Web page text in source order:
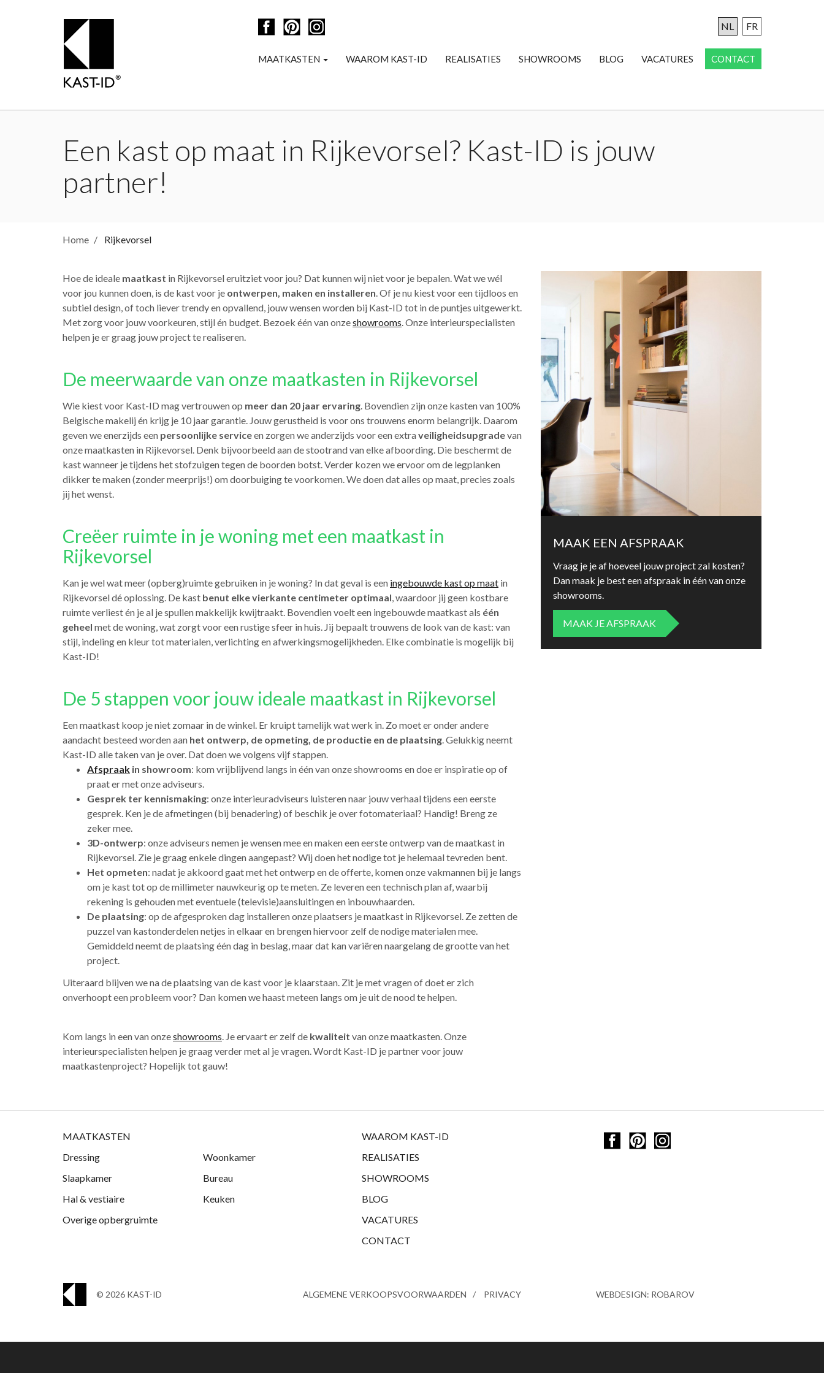
MAATKASTEN WAAROM KAST-ID REALISATIES SHOWROOMS BLOG VACATURES CONTACT
NL FR
Een kast op maat in Rijkevorsel? Kast-ID is jouw
partner!
Home Rijkevorsel
Hoe de ideale maatkast in Rijkevorsel eruitziet voor jou? Dat kunnen wij niet voor je bepalen. Wat we wél
voor jou kunnen doen, is de kast voor je ontwerpen, maken en installeren. Of je nu kiest voor een tijdloos en
subtiel design, of toch liever trendy en opvallend, jouw wensen worden bij Kast-ID tot in de puntjes uitgewerkt.
Met zorg voor jouw voorkeuren, stijl én budget. Bezoek één van onzeshowrooms. Onze interieurspecialisten
helpen je er graag jouw project te realiseren.
De meerwaarde van onze maatkasten in Rijkevorsel
Wie kiest voor Kast-ID mag vertrouwen op meer dan 20 jaar ervaring. Bovendien zijn onze kasten van 100%
Belgische makelij én krijg je 10 jaar garantie. Jouw gerustheid is voor ons trouwens enorm belangrijk. Daarom
geven we enerzijds een persoonlijke serviceen zorgen we anderzijds voor een extraveiligheidsupgradevan
onze maatkasten in Rijkevorsel. Denk bijvoorbeeld aan de stootrand van elke afboording. Die beschermt de
kast wanneer je tijdens het stofzuigen tegen de boorden botst. Verder kozen we ervoor om de legplanken
dikker te maken (zonder meerprijs!) om doorbuiging te voorkomen. We doen dat alles op maat, precies zoals
jij het wenst.
Creëer ruimte in je woning met een maatkast in
Rijkevorsel
Kan je wel wat meer (opberg)ruimte gebruiken in je woning? In dat geval is een ingebouwde kast op maat in
Rijkevorsel dé oplossing. De kast benut elke vierkante centimeter optimaal, waardoor jij geen kostbare
ruimte verliest én je al je spullen makkelijk kwijtraakt. Bovendien voelt een ingebouwde maatkast als één
geheel met de woning, wat zorgt voor een rustige sfeer in huis. Jij bepaalt trouwens de look van de kast: van
stijl, indeling en kleur tot materialen, verlichting en afwerkingsmogelijkheden. Elke combinatie is mogelijk bij
Kast-ID!
De 5 stappen voor jouw ideale maatkast in Rijkevorsel
Een maatkast koop je niet zomaar in de winkel. Er kruipt tamelijk wat werk in. Zo moet er onder andere
aandacht besteed worden aan het ontwerp, de opmeting, de productie en de plaatsing. Gelukkig neemt
Kast-ID alle taken van je over. Dat doen we volgens vijf stappen.
Afspraak in showroom: kom vrijblijvend langs in één van onze showrooms en doe er inspiratie op of
praat er met onze adviseurs.
Gesprek ter kennismaking: onze interieuradviseurs luisteren naar jouw verhaal tijdens een eerste
gesprek. Ken je de afmetingen (bij benadering) of beschik je over fotomateriaal? Handig! Breng ze
zeker mee.
3D-ontwerp: onze adviseurs nemen je wensen mee en maken een eerste ontwerp van de maatkast in
Rijkevorsel. Zie je graag enkele dingen aangepast? Wij doen het nodige tot je helemaal tevreden bent.
Het opmeten: nadat je akkoord gaat met het ontwerp en de offerte, komen onze vakmannen bij je langs
om je kast tot op de millimeter nauwkeurig op te meten. Ze leveren een technisch plan af, waarbij
rekening is gehouden met eventuele (televisie)aansluitingen en inbouwhaarden.
De plaatsing: op de afgesproken dag installeren onze plaatsers je maatkast in Rijkevorsel. Ze zetten de
puzzel van kastonderdelen netjes in elkaar en brengen hiervoor zelf de nodige materialen mee.
Gemiddeld neemt de plaatsing één dag in beslag, maar dat kan variëren naargelang de grootte van het
project.
Uiteraard blijven we na de plaatsing van de kast voor je klaarstaan. Zit je met vragen of doet er zich
onverhoopt een probleem voor? Dan komen we haast meteen langs om je uit de nood te helpen.
Kom langs in een van onzeshowrooms. Je ervaart er zelf de kwaliteit van onze maatkasten. Onze
interieurspecialisten helpen je graag verder met al je vragen. Wordt Kast-ID je partner voor jouw
maatkastenproject? Hopelijk tot gauw!
MAAK EEN AFSPRAAK
Vraag je je af hoeveel jouw project zal kosten?
Dan maak je best een afspraak in één van onze
showrooms.
MAAK JE AFSPRAAK
MAATKASTEN
Dressing
Woonkamer
Slaapkamer
Bureau
Hal & vestiaire
Keuken
Overige opbergruimte
WAAROM KAST-ID
REALISATIES
SHOWROOMS
BLOG
VACATURES
CONTACT
© 2026 KAST-ID ALGEMENE VERKOOPSVOORWAARDEN PRIVACY WEBDESIGN: ROBAROV